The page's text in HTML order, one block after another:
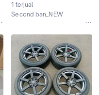
1 terjual
Second ban_NEW